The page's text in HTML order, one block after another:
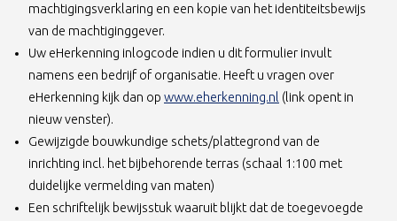
machtigingsverklaring en een kopie van het identiteitsbewijs
van de machtiginggever.
Uw eHerkenning inlogcode indien u dit formulier invult
namens een bedrijf of organisatie. Heeft u vragen over
eHerkenning kijk dan op www.eherkenning.nl (opent in nieuw
(link opent in
nieuw venster).
Gewijzigde bouwkundige schets/plattegrond van de
inrichting incl. het bijbehorende terras (schaal 1:100 met
duidelijke vermelding van maten)
Een schriftelijk bewijsstuk waaruit blijkt dat de toegevoegde